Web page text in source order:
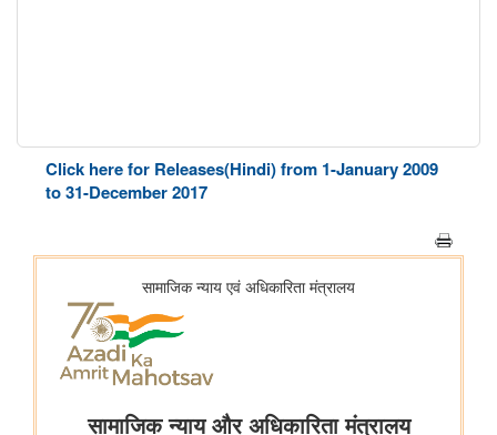
Click here for Releases(Hindi) from 1-January 2009
to 31-December 2017